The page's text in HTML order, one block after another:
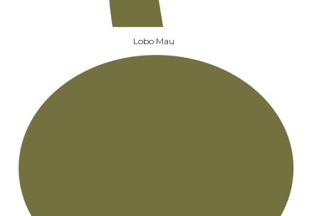
Lobo Mau